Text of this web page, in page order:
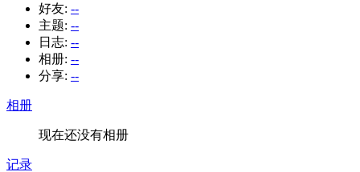
好友: --
主题: --
日志: --
相册: --
分享: --
相册
现在还没有相册
记录